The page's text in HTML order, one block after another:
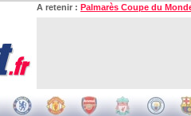
A retenir : Palmarès Coupe du